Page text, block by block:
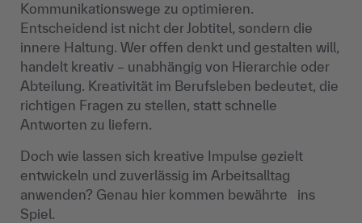
Kommunikationswege zu optimieren.
Entscheidend ist nicht der Jobtitel, sondern die
innere Haltung. Wer offen denkt und gestalten will,
handelt kreativ – unabhängig von Hierarchie oder
Abteilung. Kreativität im Berufsleben bedeutet, die
richtigen Fragen zu stellen, statt schnelle
Antworten zu liefern.
Doch wie lassen sich kreative Impulse gezielt
entwickeln und zuverlässig im Arbeitsalltag
anwenden? Genau hier kommen bewährte ins
Spiel.